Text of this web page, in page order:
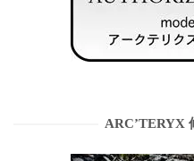
ARC’TERYX